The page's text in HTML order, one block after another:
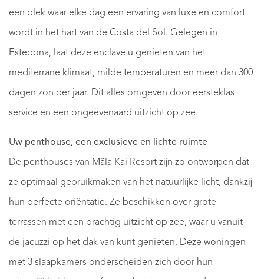
een plek waar elke dag een ervaring van luxe en comfort
wordt in het hart van de Costa del Sol. Gelegen in
Estepona, laat deze enclave u genieten van het
mediterrane klimaat, milde temperaturen en meer dan 300
dagen zon per jaar. Dit alles omgeven door eersteklas
service en een ongeëvenaard uitzicht op zee.
Uw penthouse, een exclusieve en lichte ruimte
De penthouses van Mãla Kai Resort zijn zo ontworpen dat
ze optimaal gebruikmaken van het natuurlijke licht, dankzij
hun perfecte oriëntatie. Ze beschikken over grote
terrassen met een prachtig uitzicht op zee, waar u vanuit
de jacuzzi op het dak van kunt genieten. Deze woningen
met 3 slaapkamers onderscheiden zich door hun